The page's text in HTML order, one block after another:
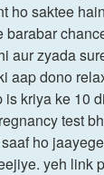
ho saktee
barabar
aur zyada
aap dono
is kriya ke 10
test
ho
yeh link